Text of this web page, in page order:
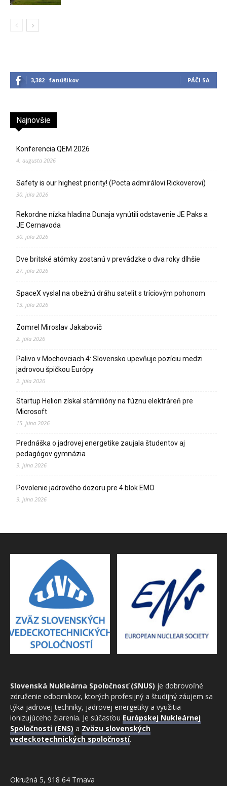
3,382 fanúšikov PÁČI SA
Najnovšie
Konferencia QEM 2026
4. augusta 2026
Safety is our highest priority! (Pocta admirálovi Rickoverovi)
30. júla 2026
Rekordne nízka hladina Dunaja vynútili odstavenie JE Paks a
JE Cernavoda
30. júla 2026
Dve britské atómky zostanú v prevádzke o dva roky dlhšie
27. júla 2026
SpaceX vyslal na obežnú dráhu satelit s tríciovým pohonom
13. júla 2026
Zomrel Miroslav Jakabovič
2. júla 2026
Palivo v Mochovciach 4: Slovensko upevňuje pozíciu medzi
jadrovou špičkou Európy
2. júla 2026
Startup Helion získal stámilióny na fúznu elektráreň pre
Microsoft
15. júna 2026
Prednáška o jadrovej energetike zaujala študentov aj
pedagógov gymnázia
9. júna 2026
Povolenie jadrového dozoru pre 4.blok EMO
9. júna 2026
Slovenská Nukleárna Spoločnosť (SNUS) je dobrovoľné
združenie odborníkov, ktorých profesijný a študijný záujem sa
týka jadrovej techniky, jadrovej energetiky a využitia
ionizujúceho žiarenia. Je súčasťou Európskej Nukleárnej
Spoločnosti (ENS) a Zväzu slovenských
vedeckotechnických spoločností.
Okružná 5, 918 64 Trnava